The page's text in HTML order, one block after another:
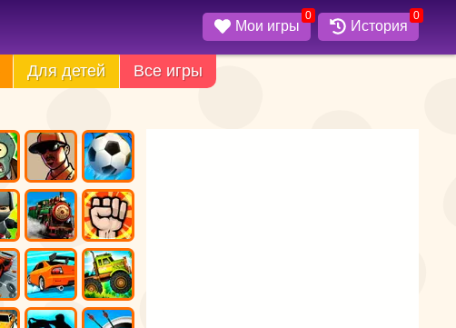
Мои игры
0
История
0
Для детей Все игры